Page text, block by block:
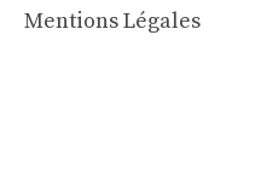
Mentions Légales